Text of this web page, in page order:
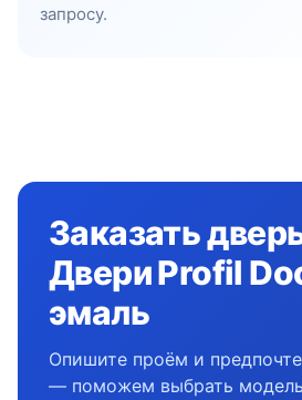
запросу.
Заказать
Двери Profil
эмаль
Опишите проём и
— поможем выбрать